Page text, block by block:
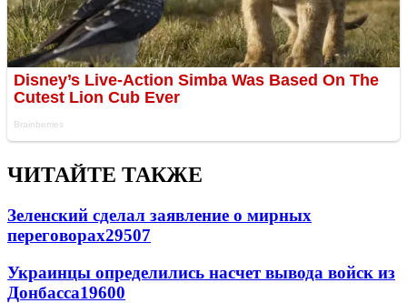
ЧИТАЙТЕ ТАКЖЕ
Зеленский сделал заявление о мирных
переговорах29507
Украинцы определились насчет вывода войск из
Донбасса19600